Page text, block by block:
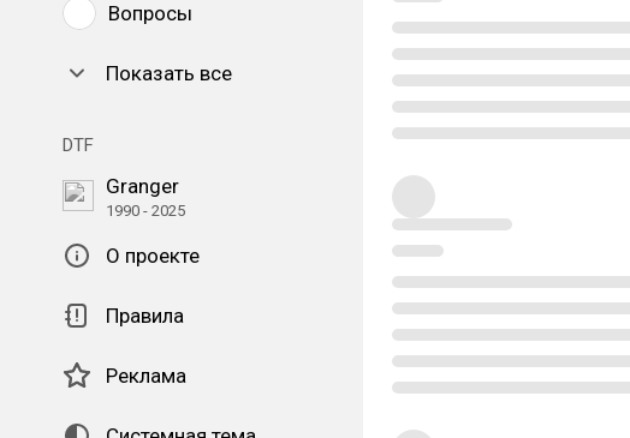
Вопросы
Показать все
DTF
Granger
1990 - 2025
О проекте
Правила
Реклама